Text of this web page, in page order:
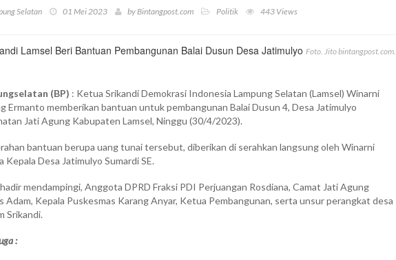
Selatan 01 Mei 2023 byBintangpost.com Politik 443 Views
Foto. Jito bintangpost.com.
(BP) : Ketua Srikandi Demokrasi Indonesia Lampung Selatan (Lamsel) Winarni
Ermanto memberikan bantuan untuk pembangunan Balai Dusun 4, Desa Jatimulyo
Jati Agung Kabupaten Lamsel, Ninggu (30/4/2023).
bantuan berupa uang tunai tersebut, diberikan di serahkan langsung oleh Winarni
Kepala Desa Jatimulyo Sumardi SE.
mendampingi, Anggota DPRD Fraksi PDI Perjuangan Rosdiana, Camat Jati Agung
Adam, Kepala Puskesmas Karang Anyar, Ketua Pembangunan, serta unsur perangkat desa
Srikandi.
: